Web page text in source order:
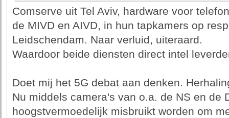
Comserve uit Tel Aviv, hardware voor
de MIVD en AIVD, in hun tapkamers op
Leidschendam. Naar verluid, uiteraard.
Waardoor beide diensten direct intel
Doet mij het 5G debat aan denken.
Nu middels camera's van o.a. de NS en de
hoogstvermoedelijk misbruikt worden om